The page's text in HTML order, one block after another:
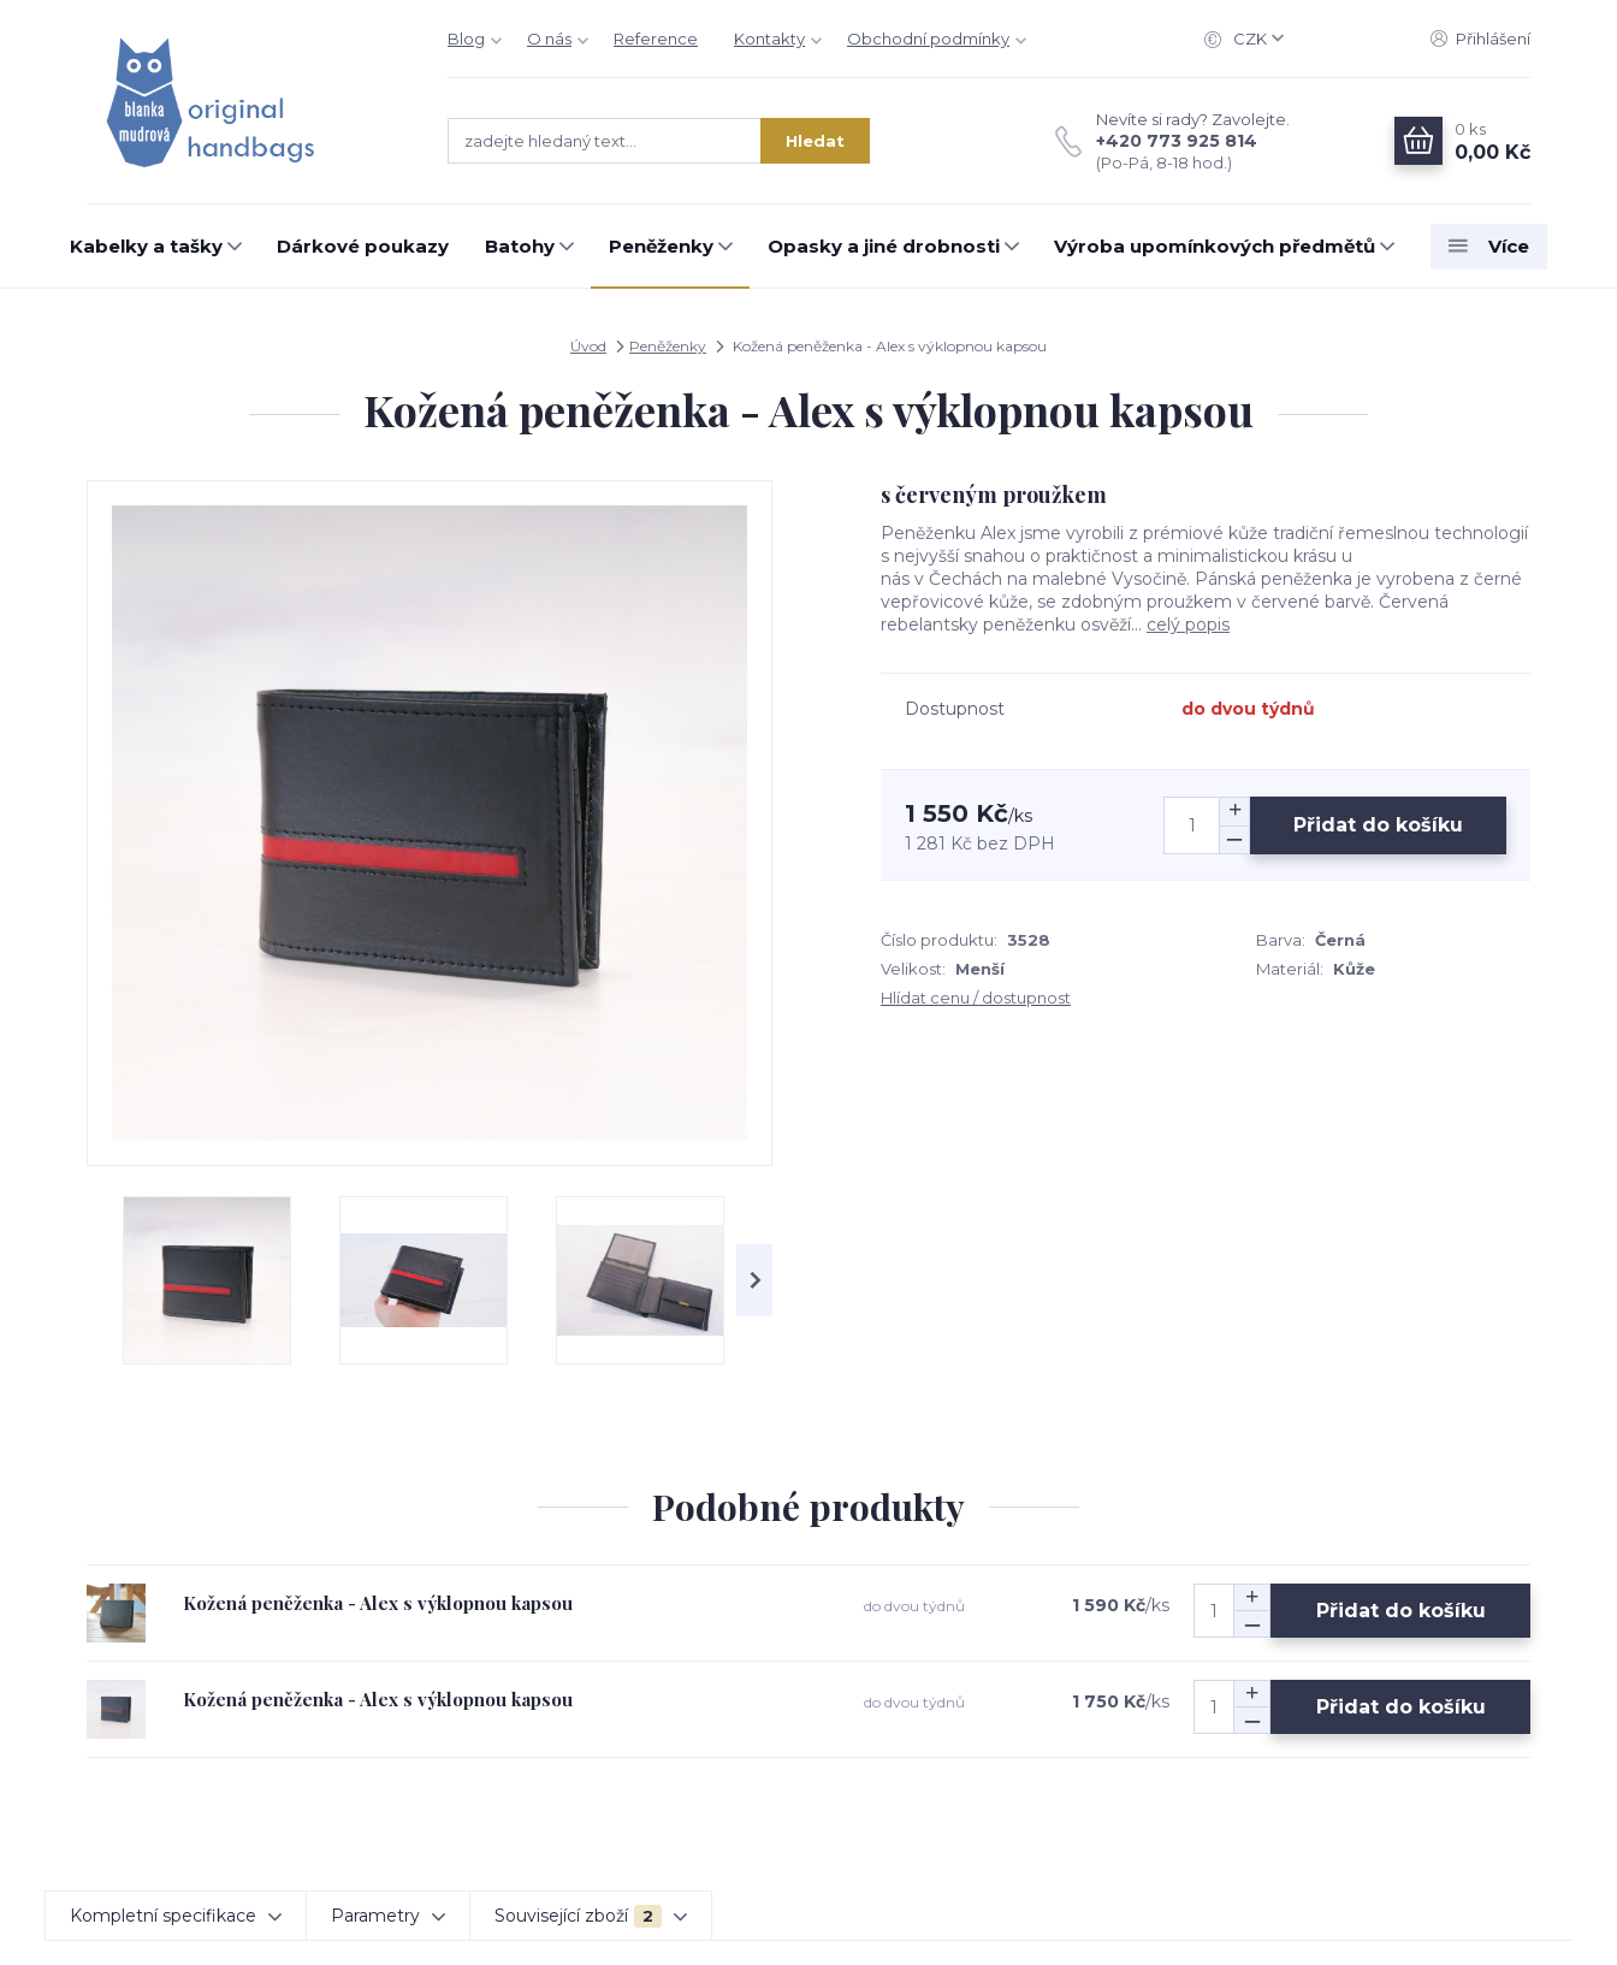
Blog O nás Reference Kontakty Obchodní podmínky CZK Přihlášení
Hledat
Nevíte si rady? Zavolejte.
+420 773 925 814
(Po-Pá, 8-18 hod.)
0 ks
0,00 Kč
Kabelky a tašky Dárkové poukazy Batohy Peněženky Opasky a jiné drobnosti Výroba upomínkových předmětů Více
Úvod Peněženky Kožená peněženka - Alex s výklopnou kapsou
Kožená peněženka - Alex s výklopnou kapsou
s červeným proužkem
Peněženku Alex jsme vyrobili z prémiové kůže tradiční řemeslnou technologií
s nejvyšší snahou o praktičnost a minimalistickou krásu u
nás v Čechách na malebné Vysočině. Pánská peněženka je vyrobena z černé
vepřovicové kůže, se zdobným proužkem v červené barvě. Červená
rebelantsky peněženku osvěží... celý popis
Dostupnost do dvou týdnů
1 550 Kč/ks
1 281 Kč bez DPH
Přidat do košíku
Číslo produktu: 3528 Barva: Černá
Velikost:
Menší Materiál:
Kůže
Hlídat cenu / dostupnost
Podobné produkty
Kožená peněženka - Alex s výklopnou kapsou 1 590 Kč/ks
do dvou týdnů Přidat do košíku
Kožená peněženka - Alex s výklopnou kapsou 1 750 Kč/ks
do dvou týdnů Přidat do košíku
Kompletní specifikace Parametry Související zboží 2